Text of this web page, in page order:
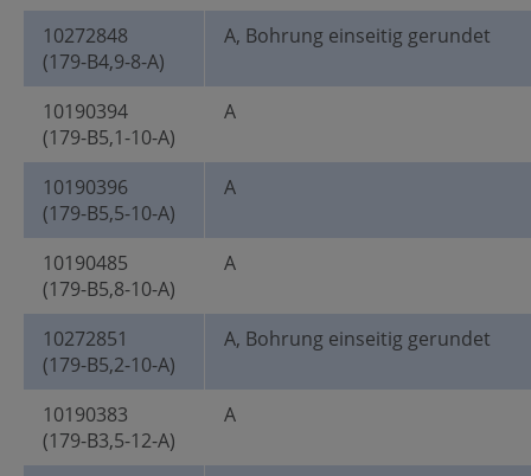
10272848
(179-B4,9-8-A)
A, Bohrung einseitig gerundet
10190394
(179-B5,1-10-A)
A
10190396
(179-B5,5-10-A)
A
10190485
(179-B5,8-10-A)
A
10272851
(179-B5,2-10-A)
A, Bohrung einseitig gerundet
10190383
(179-B3,5-12-A)
A